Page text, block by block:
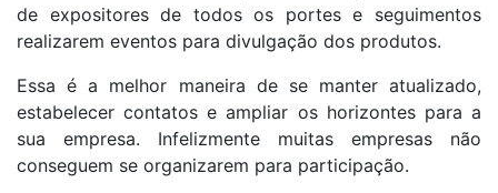
de expositores de todos os portes e seguimentos
realizarem eventos para divulgação dos produtos.
Essa é a melhor maneira de se manter atualizado,
estabelecer contatos e ampliar os horizontes para a
sua empresa. Infelizmente muitas empresas não
conseguem se organizarem para participação.